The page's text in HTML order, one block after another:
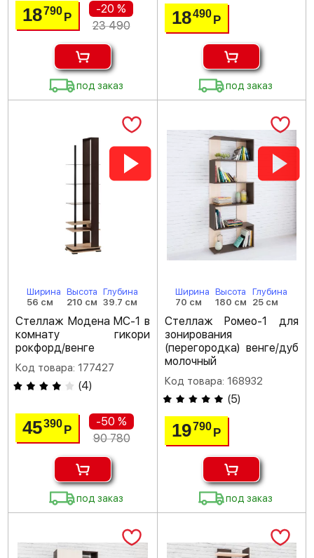
18790Р
-20 %
23 490
под заказ
18490 Р
под заказ
Ширина
56 см
Высота
210 см
Глубина
39.7 см
Стеллаж Модена МС-1 в
комнату гикори
рокфорд/венге
Код товара: 177427
(4)
45390Р
-50 %
90 780
под заказ
Ширина
70 см
Высота
180 см
Глубина
25 см
Стеллаж Ромео-1 для
зонирования
(перегородка) венге/дуб
молочный
Код товара: 168932
(5)
19790 Р
под заказ